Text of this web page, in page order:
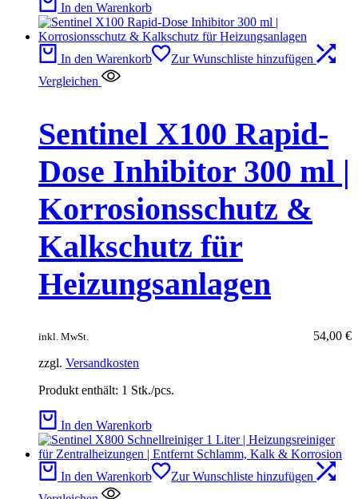
In den Warenkorb
In den Warenkorb
Zur Wunschliste hinzufügen
Vergleichen
Sentinel X100 Rapid-
Dose Inhibitor 300 ml |
Korrosionsschutz &
Kalkschutz für
Heizungsanlagen
54,00 €
inkl. MwSt.
zzgl. Versandkosten
Produkt enthält: 1 Stk./pcs.
In den Warenkorb
In den Warenkorb
Zur Wunschliste hinzufügen